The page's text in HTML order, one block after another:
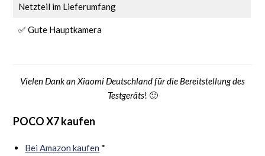
Netzteil im Lieferumfang
✅ Gute Hauptkamera
Vielen Dank an Xiaomi Deutschland für die Bereitstellung des
Testgeräts! 🙂
POCO X7 kaufen
Bei Amazon kaufen *